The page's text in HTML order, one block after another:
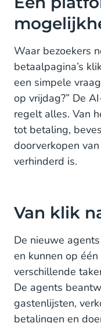
Van klik naar
Nieuwe
Toekomst: van
Waar bezoekers
betaalpagina’s
een simpele
op vrijdag?” De
regelt alles. Van
tot betaling,
doorverkopen
verhinderd is.
Van klik
De nieuwe
en kunnen op
verschillende
De agents
gastenlijsten,
betalingen en